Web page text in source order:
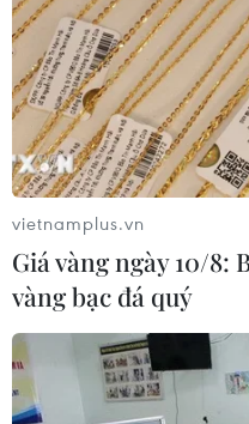
#Thánh đường Tắc Sậy
Theo dõi
TIN CÙNG
Dogo Onsen
vietnamplus.vn
Giá vàng ngày 10/8:
vàng bạc đá quý